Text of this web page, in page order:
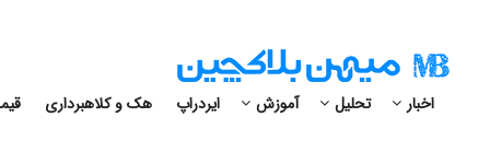
اخبار تحلیل آموزش ایردراپ هک و کلاهبرداری